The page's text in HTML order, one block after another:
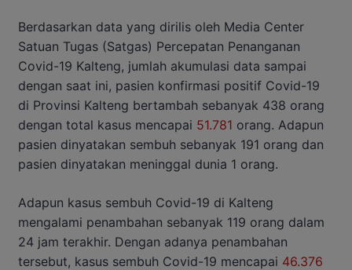
Berdasarkan data yang dirilis oleh Media Center
Satuan Tugas (Satgas) Percepatan Penanganan
Covid-19 Kalteng, jumlah akumulasi data sampai
dengan saat ini, pasien konfirmasi positif Covid-19
di Provinsi Kalteng bertambah sebanyak 438 orang
dengan total kasus mencapai 51.781 orang. Adapun
pasien dinyatakan sembuh sebanyak 191 orang dan
pasien dinyatakan meninggal dunia 1 orang.
Adapun kasus sembuh Covid-19 di Kalteng
mengalami penambahan sebanyak 119 orang dalam
24 jam terakhir. Dengan adanya penambahan
tersebut, kasus sembuh Covid-19 mencapai 46.376